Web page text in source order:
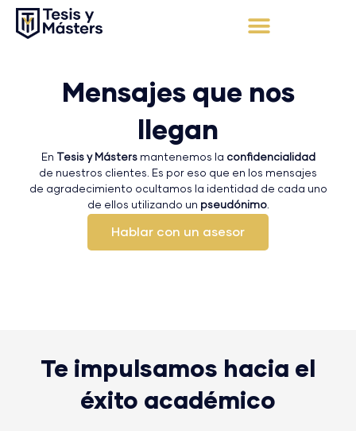
Mensajes que nos
llegan
En Tesis y Mástersmantenemos la confidencialidad
de nuestros clientes. Es por eso que en los mensajes
de agradecimiento ocultamos la identidad de cada uno
de ellos utilizando un pseudónimo.
Hablar con un asesor
Te impulsamos hacia el
éxito académico